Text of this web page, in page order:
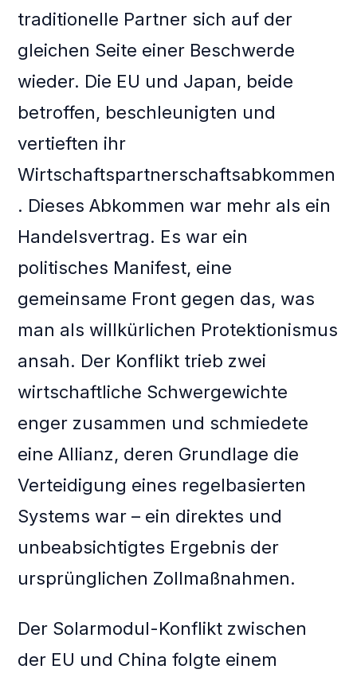
traditionelle Partner sich auf der
gleichen Seite einer Beschwerde
wieder. Die EU und Japan, beide
betroffen, beschleunigten und
vertieften ihr
Wirtschaftspartnerschaftsabkommen
. Dieses Abkommen war mehr als ein
Handelsvertrag. Es war ein
politisches Manifest, eine
gemeinsame Front gegen das, was
man als willkürlichen Protektionismus
ansah. Der Konflikt trieb zwei
wirtschaftliche Schwergewichte
enger zusammen und schmiedete
eine Allianz, deren Grundlage die
Verteidigung eines regelbasierten
Systems war – ein direktes und
unbeabsichtigtes Ergebnis der
ursprünglichen Zollmaßnahmen.
Der Solarmodul-Konflikt zwischen
der EU und China folgte einem